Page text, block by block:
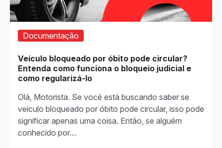
Documentação
Veículo bloqueado por óbito pode circular?
Entenda como funciona o bloqueio judicial e
como regularizá-lo
Olá, Motorista. Se você está buscando saber se
veículo bloqueado por óbito pode circular, isso pode
significar apenas uma coisa. Então, se alguém
conhecido por…